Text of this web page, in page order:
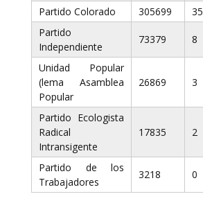
Partido Colorado
305699 35
Partido
Independiente
73379 8
Unidad Popular
(lema Asamblea
Popular
26869 3
Partido Ecologista
Radical
Intransigente
17835 2
Partido de los
Trabajadores
3218 0